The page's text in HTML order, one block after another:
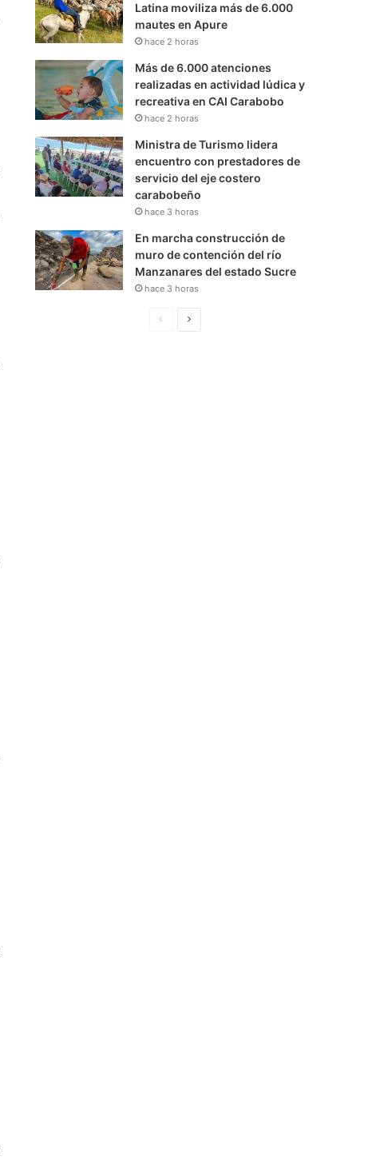
Latina moviliza más de 6.000
mautes en Apure
hace 2 horas
Más de 6.000 atenciones
realizadas en actividad lúdica y
recreativa en CAI Carabobo
hace 2 horas
Ministra de Turismo lidera
encuentro con prestadores de
servicio del eje costero
carabobeño
hace 3 horas
En marcha construcción de
muro de contención del río
Manzanares del estado Sucre
hace 3 horas
S